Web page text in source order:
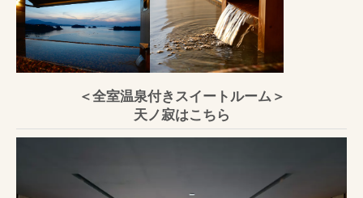
＜全室温泉付きスイートルーム＞
天ノ寂はこちら